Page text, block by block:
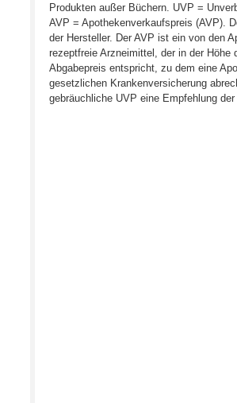
Produkten außer Büchern. UVP =
AVP = Apothekenverkaufspreis (AVP).
der Hersteller. Der AVP ist ein von den
rezeptfreie Arzneimittel, der in der Höhe
Abgabepreis entspricht, zu dem eine
gesetzlichen Krankenversicherung
gebräuchliche UVP eine Empfehlung der